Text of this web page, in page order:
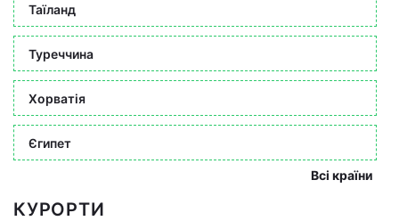
Таїланд
Туреччина
Хорватія
Єгипет
Всі країни
КУРОРТИ